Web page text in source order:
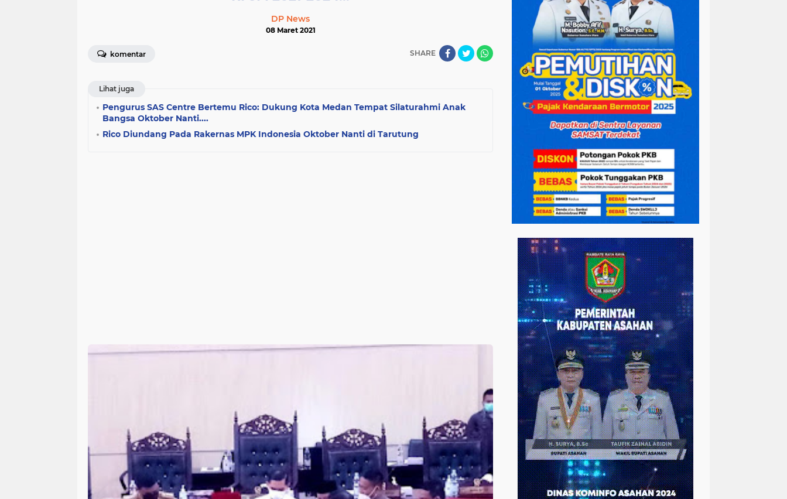
DP News
08 Maret 2021
komentar SHARE
Lihat juga
Pengurus SAS Centre Bertemu Rico: Dukung Kota Medan Tempat Silaturahmi Anak
Bangsa Oktober Nanti....
Rico Diundang Pada Rakernas MPK Indonesia Oktober Nanti di Tarutung